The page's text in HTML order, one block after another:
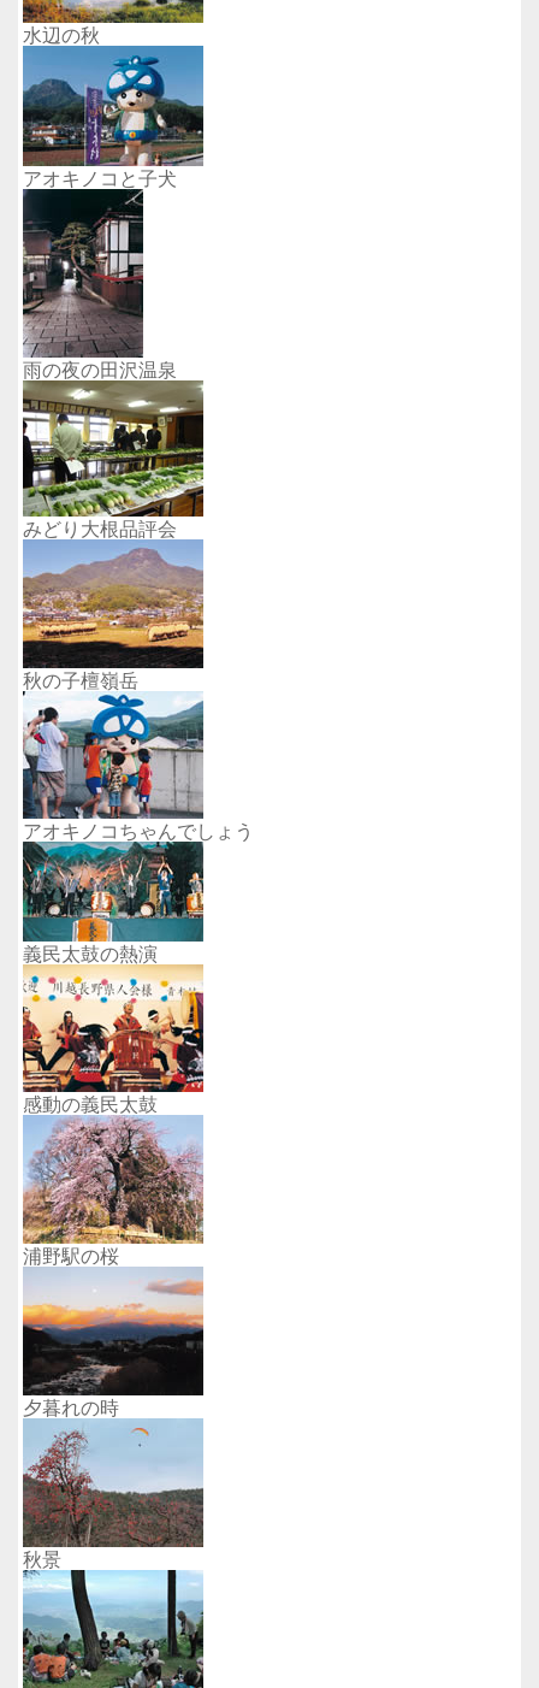
水辺の秋
アオキノコと子犬
雨の夜の田沢温泉
みどり大根品評会
秋の子檀嶺岳
アオキノコちゃんでしょう
義民太鼓の熱演
感動の義民太鼓
浦野駅の桜
夕暮れの時
秋景